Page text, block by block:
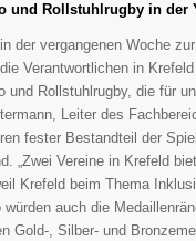
und Rollstuhlrugby in der
der vergangenen Woche
Verantwortlichen in
und Rollstuhlrugby, die für
Leiter des
fester Bestandteil der
„Zwei Vereine in Krefeld
Krefeld beim Thema
würden auch die
Gold-, Silber- und